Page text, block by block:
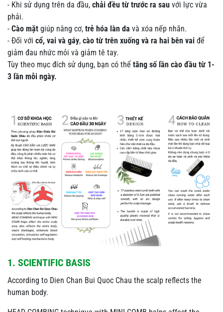
- Khi sử dụng trên da đầu, chải đều từ trước ra sau với lực vừa
phải.
- Cào mặt giúp nâng cơ, trẻ hóa làn da và xóa nếp nhăn.
- Đối với cổ, vai và gáy, cào từ trên xuống và ra hai bên vai để
giảm đau nhức mỏi và giảm tê tay.
Tùy theo mục đích sử dụng, bạn có thể tăng số lần cào đầu từ 1-
3 lần mỗi ngày.
1. SCIENTIFIC BASIS
According to Dien Chan Bui Quoc Chau the scalp reflects the
human body.